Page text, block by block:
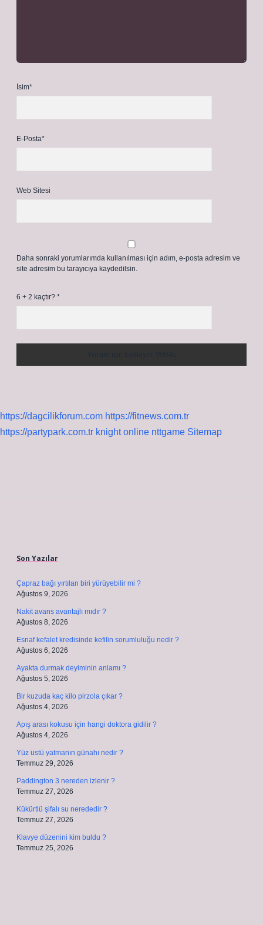
İsim*
E-Posta*
Web Sitesi
Daha sonraki yorumlarımda kullanılması için adım, e-posta adresim ve
site adresim bu tarayıcıya kaydedilsin.
6 + 2 kaçtır? *
https://dagcilikforum.com https://fitnews.com.tr
https://partypark.com.tr knight online nttgame Sitemap
Son Yazılar
Çapraz bağı yırtılan biri yürüyebilir mi ?
Ağustos 9, 2026
Nakit avans avantajlı mıdır ?
Ağustos 8, 2026
Esnaf kefalet kredisinde kefilin sorumluluğu nedir ?
Ağustos 6, 2026
Ayakta durmak deyiminin anlamı ?
Ağustos 5, 2026
Bir kuzuda kaç kilo pirzola çıkar ?
Ağustos 4, 2026
Apış arası kokusu için hangi doktora gidilir ?
Ağustos 4, 2026
Yüz üstü yatmanın günahı nedir ?
Temmuz 29, 2026
Paddington 3 nereden izlenir ?
Temmuz 27, 2026
Kükürtlü şifalı su nerededir ?
Temmuz 27, 2026
Klavye düzenini kim buldu ?
Temmuz 25, 2026